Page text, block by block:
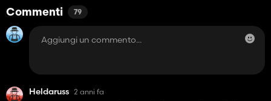
Commenti 79
Heldaruss 2 anni fa